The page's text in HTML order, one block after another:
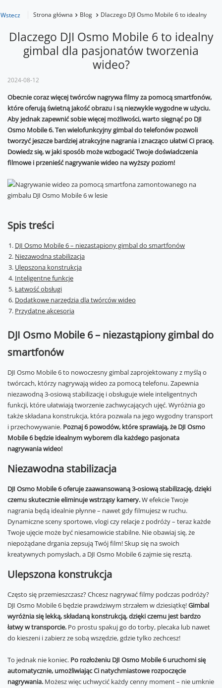
Wstecz Strona główna Blog Dlaczego DJI Osmo Mobile 6 to idealny
Dlaczego DJI Osmo Mobile 6 to idealny
gimbal dla pasjonatów tworzenia
wideo?
2024-08-12
Obecnie coraz więcej twórców nagrywa filmy za pomocą smartfonów,
które oferują świetną jakość obrazu i są niezwykle wygodne w użyciu.
Aby jednak zapewnić sobie więcej możliwości, warto sięgnąć po DJI
Osmo Mobile 6. Ten wielofunkcyjny gimbal do telefonów pozwoli
tworzyć jeszcze bardziej atrakcyjne nagrania i znacząco ułatwi Ci pracę.
Dowiedz się, w jaki sposób może wzbogacić Twoje doświadczenia
filmowe i przenieść nagrywanie wideo na wyższy poziom!
Spis treści
DJI Osmo Mobile 6 – niezastąpiony gimbal do smartfonów
Niezawodna stabilizacja
Ulepszona konstrukcja
Inteligentne funkcje
Łatwość obsługi
Dodatkowe narzędzia dla twórców wideo
Przydatne akcesoria
DJI Osmo Mobile 6 – niezastąpiony gimbal do
smartfonów
DJI Osmo Mobile 6 to nowoczesny gimbal zaprojektowany z myślą o
twórcach, którzy nagrywają wideo za pomocą telefonu. Zapewnia
niezawodną 3-osiową stabilizację i obsługuje wiele inteligentnych
funkcji, które ułatwiają tworzenie zachwycających ujęć. Wyróżnia go
także składana konstrukcja, która pozwala na jego wygodny transport
i przechowywanie. Poznaj 6 powodów, które sprawiają, że DJI Osmo
Mobile 6 będzie idealnym wyborem dla każdego pasjonata
nagrywania wideo!
Niezawodna stabilizacja
DJI Osmo Mobile 6 oferuje zaawansowaną 3-osiową stabilizację, dzięki
czemu skutecznie eliminuje wstrząsy kamery.W efekcie Twoje
nagrania będą idealnie płynne – nawet gdy filmujesz w ruchu.
Dynamiczne sceny sportowe, vlogi czy relacje z podróży – teraz każde
Twoje ujęcie może być niesamowicie stabilne. Nie obawiaj się, że
niepożądane drgania zepsują Twój film! Skup się na swoich
kreatywnych pomysłach, a DJI Osmo Mobile 6 zajmie się resztą.
Ulepszona konstrukcja
Często się przemieszczasz? Chcesz nagrywać filmy podczas podróży?
DJI Osmo Mobile 6 będzie prawdziwym strzałem w dziesiątkę!Gimbal
wyróżnia się lekką, składaną konstrukcją, dzięki czemu jest bardzo
łatwy w transporcie. Po prostu spakuj go do torby, plecaka lub nawet
do kieszeni i zabierz ze sobą wszędzie, gdzie tylko zechcesz!
To jednak nie koniec. Po rozłożeniu DJI Osmo Mobile 6 uruchomi się
automatycznie, umożliwiając Ci natychmiastowe rozpoczęcie
nagrywania. Możesz więc uchwycić każdy cenny moment – nie umknie